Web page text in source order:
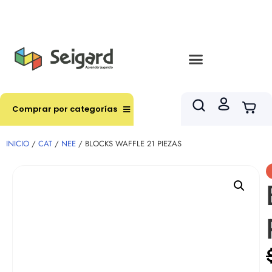
Comprar por categorías
INICIO / CAT / NEE / BLOCKS WAFFLE 21 PIEZAS